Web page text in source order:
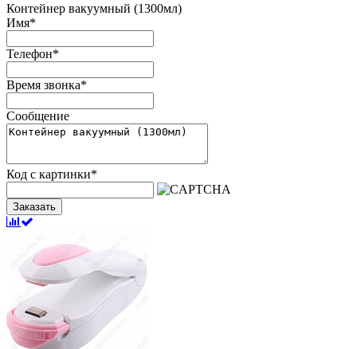
Контейнер вакуумный (1300мл)
Имя*
Телефон*
Время звонка*
Сообщение
Код с картинки*
Заказать